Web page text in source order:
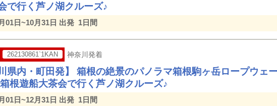
で行く芦ノ湖クルーズ♪
01日~10月31日 出発 1日間
262130861`1KAN 神奈川発着
県内・町田発】 箱根の絶景のパノラマ箱根駒ヶ岳ロープウェ
根遊船大茶会で行く芦ノ湖クルーズ♪
01日~12月31日 出発 1日間